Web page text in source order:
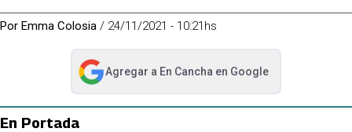
Por Emma Colosia / 24/11/2021 - 10:21hs
Agregar a En Cancha en Google
abre en nueva pestaña
En Portada